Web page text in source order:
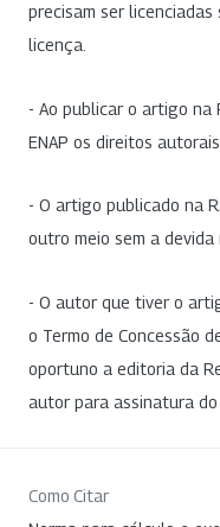
precisam ser licenciadas
licença.
- Ao publicar o artigo na
ENAP os direitos
- O artigo publicado na
outro meio sem a
- O autor que tiver o
o Termo de Concessão
oportuno a editoria da
autor para assinatura do
Como Citar